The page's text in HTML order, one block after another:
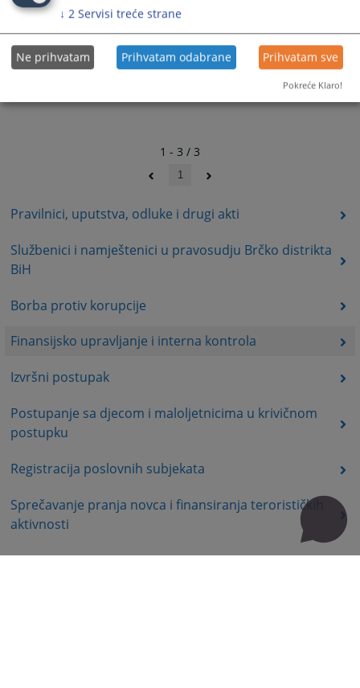
Pravilnici, uputstva, odluke i drugi akti
Službenici i namještenici u pravosudju Brčko distrikta
BiH
Borba protiv korupcije
Finansijsko upravljanje i interna kontrola
Izvršni postupak
Postupanje sa djecom i maloljetnicima u krivičnom
postupku
Registracija poslovnih subjekata
Sprečavanje pranja novca i finansiranja terorističkih
aktivnosti
1 - 3 / 3
1
↓ 2 Servisi treće strane
Ne prihvatam Prihvatam odabrane Prihvatam sve
Pokreće Klaro!